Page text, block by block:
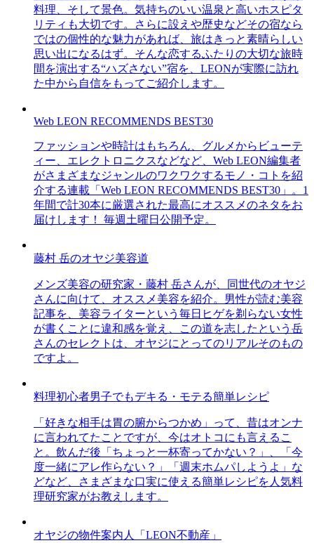
料理、そして景色。気持ちのいい温泉と高いホスピタ
リティも大切です。さらに設えや歴史などその宿なら
ではの個性的な魅力があれば、旅はきっと素晴らしい
思い出になるはず。そんな恋するふたりの大切な旅時
間を演出する“ハズさない”宿を、LEONが実際に訪れ
た中から自信をもってご紹介します。
Web LEON RECOMMENDS BEST30
ファッションや時計はもちろん、グルメからビューテ
ィー、エレクトロニクスなどなど、Web LEON編集者
がさまざまなジャンルのワクワクするモノ・コトを紹
介する連載「Web LEON RECOMMENDS BEST30」。1
年間で計30本に厳選された最高にオススメのネタをお
届けします！ 毎週土曜日公開予定。
藤村 岳のオヤジ美容道
メンズ美容の研究家・藤村 岳さんが、同世代のオヤジ
さんに向けて、オススメ美容を紹介。男性が読む美容
記事を、美容ライターという毎日ヒゲを剃らない女性
が書くことに違和感を覚え、この道を志したという岳
さんのセレクトは、オヤジにとってのリアルそのもの
ですよ。
料理初心者男子でもデキる・モテる簡単レシピ
「好きな相手は胃の腑からつかめ」って、昔はオンナ
に言われてたことですが、今はオトコにも言えるこ
と。飲んだ後「ちょっと一杯寄ってかない？」、「今
度一緒にアレ作らない？」「週末ホムパしようよ」な
どなど、さまざまな口実に使える簡単レシピを人気料
理研究家がお教えします。
オヤジの物件案内人「LEON不動産」